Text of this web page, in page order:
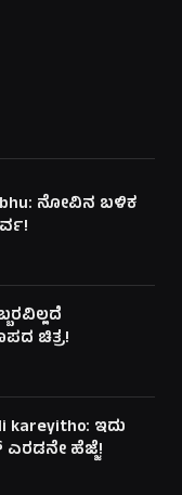
ನೋವಿನ ಬಳಿಕ
ಚಿತ್ರ!
kareyitho: ಇದು
ಹೆಜ್ಜೆ!